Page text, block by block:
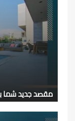
مقصد جدید شما